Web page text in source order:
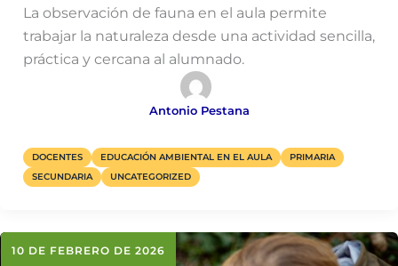
La observación de fauna en el aula permite
trabajar la naturaleza desde una actividad sencilla,
práctica y cercana al alumnado.
Antonio Pestana
DOCENTES EDUCACIÓN AMBIENTAL EN EL AULA
PRIMARIA
SECUNDARIA
UNCATEGORIZED
10 DE FEBRERO DE 2026